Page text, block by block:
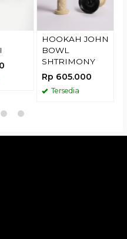
HOOKAH JOHN
BOWL
SHTRIMONY
Rp 605.000
Tersedia